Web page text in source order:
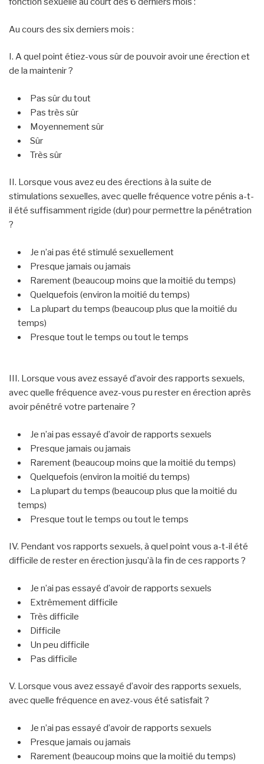
Au cours des six derniers mois :
I. A quel point étiez-vous sûr de pouvoir avoir une érection et
de la maintenir ?
Pas sûr du tout
Pas très sûr
Moyennement sûr
Sûr
Très sûr
II. Lorsque vous avez eu des érections à la suite de
stimulations sexuelles, avec quelle fréquence votre pénis a-t-
il été suffisamment rigide (dur) pour permettre la pénétration
?
Je n’ai pas été stimulé sexuellement
Presque jamais ou jamais
Rarement (beaucoup moins que la moitié du temps)
Quelquefois (environ la moitié du temps)
La plupart du temps (beaucoup plus que la moitié du
temps)
Presque tout le temps ou tout le temps
III. Lorsque vous avez essayé d’avoir des rapports sexuels,
avec quelle fréquence avez-vous pu rester en érection après
avoir pénétré votre partenaire ?
Je n’ai pas essayé d’avoir de rapports sexuels
Presque jamais ou jamais
Rarement (beaucoup moins que la moitié du temps)
Quelquefois (environ la moitié du temps)
La plupart du temps (beaucoup plus que la moitié du
temps)
Presque tout le temps ou tout le temps
IV. Pendant vos rapports sexuels, à quel point vous a-t-il été
difficile de rester en érection jusqu’à la fin de ces rapports ?
Je n’ai pas essayé d’avoir de rapports sexuels
Extrêmement difficile
Très difficile
Difficile
Un peu difficile
Pas difficile
V. Lorsque vous avez essayé d’avoir des rapports sexuels,
avec quelle fréquence en avez-vous été satisfait ?
Je n’ai pas essayé d’avoir de rapports sexuels
Presque jamais ou jamais
Rarement (beaucoup moins que la moitié du temps)